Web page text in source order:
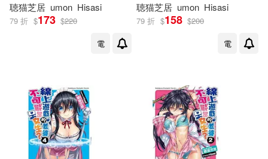
聴猫芝居 umon Hisasi
79 折 $173 $220
電
聴猫芝居 umon Hisasi
79 折 $158 $200
電